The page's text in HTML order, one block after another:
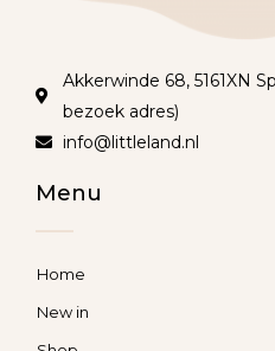
Akkerwinde 68, 5161XN
bezoek adres)
info@littleland.nl
Menu
Home
New in